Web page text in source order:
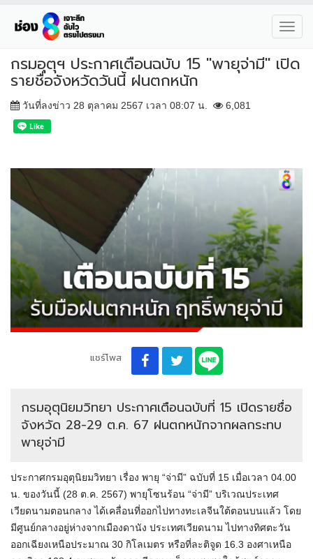
กรมอุตุฯ ประกาศเตือนฉบับ 15 "พายุจ่ามี" เปิด
รายชื่อจังหวัดวันนี้ ฝนตกหนัก
วันที่ลงข่าว 28 ตุลาคม 2567 เวลา 08:07 น. 6,081
แชร์โพส
กรมอุตุนิยมวิทยา ประกาศเตือนฉบับที่ 15 เปิดรายชื่อ
จังหวัด 28-29 ต.ค. 67 ฝนตกหนักจากผลกระทบ
พายุจ่ามี
ประกาศกรมอุตุนิยมวิทยา เรื่อง พายุ “จ่ามี” ฉบับที่ 15 เมื่อเวลา 04.00
น. ของวันนี้ (28 ต.ค. 2567) พายุโซนร้อน “จ่ามี” บริเวณประเทศ
เวียดนามตอนกลาง ได้เคลื่อนที่ออกไปทางทะเลจีนใต้ตอนบนแล้ว โดย
มีศูนย์กลางอยู่ห่างจากเมืองดานัง ประเทศเวียดนาม ไปทางทิศตะวัน
ออกเฉียงเหนือประมาณ 30 กิโลเมตร หรือที่ละติจูด 16.3 องศาเหนือ